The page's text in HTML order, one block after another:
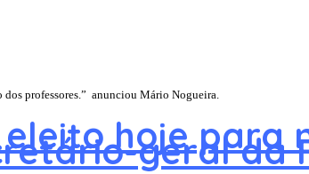
dos professores.” anunciou Mário Nogueira.
hoje para
geral da